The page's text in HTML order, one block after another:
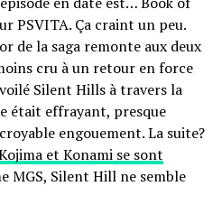
PSVITA. Ça craint un peu.
de la saga remonte aux deux
cru à un retour en force
Silent Hills à travers la
était effrayant, presque
engouement. La suite?
et Konami se sont
MGS, Silent Hill ne semble